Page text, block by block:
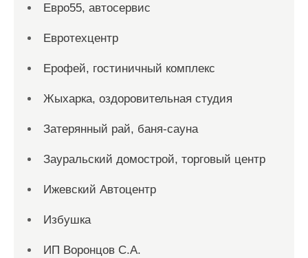
Евро55, автосервис
Евротехцентр
Ерофей, гостиничный комплекс
Жыхарка, оздоровительная студия
Затерянный рай, баня-сауна
Зауральский домострой, торговый центр
Ижевский Автоцентр
Избушка
ИП Воронцов С.А.